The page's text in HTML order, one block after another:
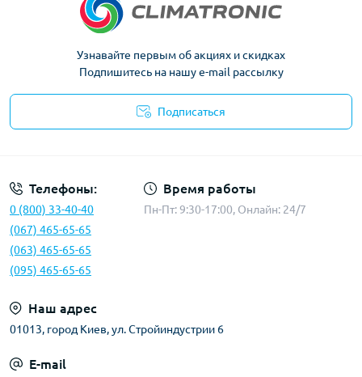
Узнавайте первым об акциях и скидках
Подпишитесь на нашу e-mail рассылку
Подписаться
Телефоны:
0 (800) 33-40-40
(067) 465-65-65
(063) 465-65-65
(095) 465-65-65
Время работы
Пн-Пт: 9:30-17:00, Онлайн: 24/7
Наш адрес
01013, город Киев, ул. Стройиндустрии 6
E-mail